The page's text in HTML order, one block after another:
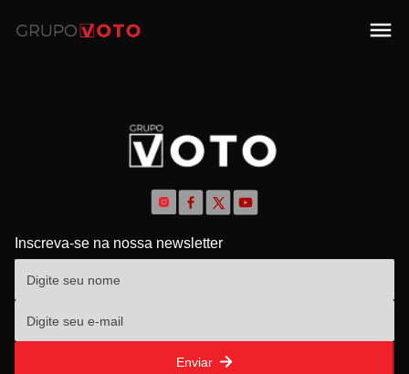
Inscreva-se na nossa newsletter
Enviar